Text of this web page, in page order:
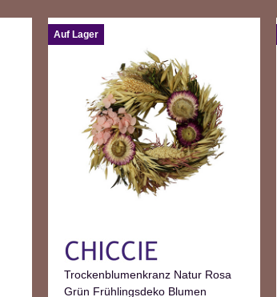
Auf Lager
Trockenblumenkranz Natur Rosa
Grün Frühlingsdeko Blumen